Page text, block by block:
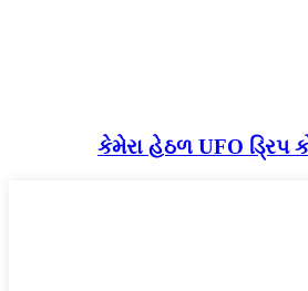
કેમેરા હેઠળ UFO ડ્રિપ